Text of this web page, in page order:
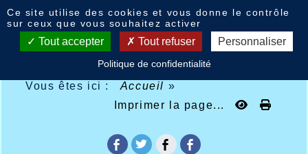
Vous êtes ici : Accueil »
Imprimer la page...
Ce site utilise des cookies et vous donne le contrôle
sur ceux que vous souhaitez activer
Tout accepter Tout refuser Personnaliser
Politique de confidentialité